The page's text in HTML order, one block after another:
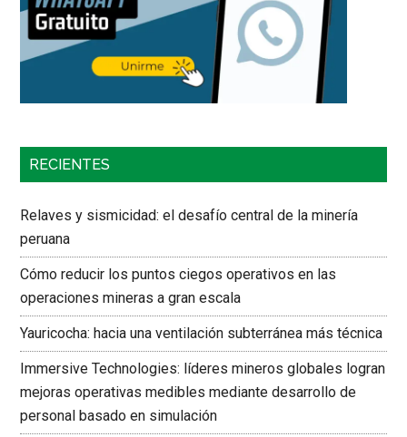
RECIENTES
Relaves y sismicidad: el desafío central de la minería
peruana
Cómo reducir los puntos ciegos operativos en las
operaciones mineras a gran escala
Yauricocha: hacia una ventilación subterránea más técnica
Immersive Technologies: líderes mineros globales logran
mejoras operativas medibles mediante desarrollo de
personal basado en simulación